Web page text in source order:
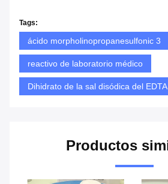
Tags:
ácido morpholinopropanesulfonic 3
reactivo de laboratorio médico
Dihidrato de la sal disódica del EDTA
Productos